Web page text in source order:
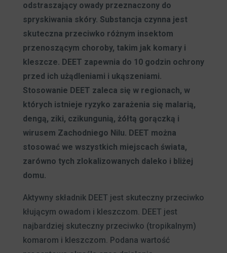
odstraszający owady przeznaczony do
spryskiwania skóry. Substancja czynna jest
skuteczna przeciwko różnym insektom
przenoszącym choroby, takim jak komary i
kleszcze. DEET zapewnia do 10 godzin ochrony
przed ich użądleniami i ukąszeniami.
Stosowanie DEET zaleca się w regionach, w
których istnieje ryzyko zarażenia się malarią,
dengą, ziki, czikungunią, żółtą gorączką i
wirusem Zachodniego Nilu. DEET można
stosować we wszystkich miejscach świata,
zarówno tych zlokalizowanych daleko i bliżej
domu.
Aktywny składnik DEET jest skuteczny przeciwko
kłującym owadom i kleszczom. DEET jest
najbardziej skuteczny przeciwko (tropikalnym)
komarom i kleszczom. Podana wartość